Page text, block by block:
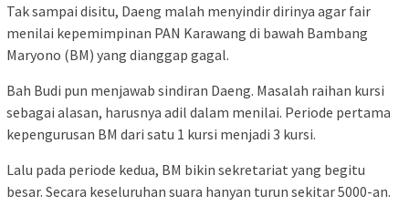
Tak sampai disitu, Daeng malah menyindir dirinya agar fair
menilai kepemimpinan PAN Karawang di bawah Bambang
Maryono (BM) yang dianggap gagal.
Bah Budi pun menjawab sindiran Daeng. Masalah raihan kursi
sebagai alasan, harusnya adil dalam menilai. Periode pertama
kepengurusan BM dari satu 1 kursi menjadi 3 kursi.
Lalu pada periode kedua, BM bikin sekretariat yang begitu
besar. Secara keseluruhan suara hanyan turun sekitar 5000-an.